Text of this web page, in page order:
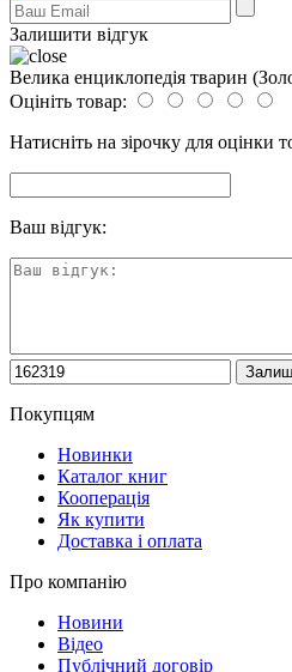
Залишити відгук
Велика енциклопедія тварин
Оцініть товар:
Натисніть на зірочку для оцінки
Ваш відгук:
Покупцям
Новинки
Каталог книг
Кооперація
Як купити
Доставка і оплата
Про компанію
Новини
Відео
Публічний договір